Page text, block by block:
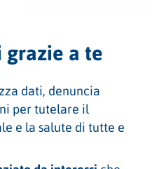
a te
dati, denuncia
per tutelare il
e la salute di tutte e